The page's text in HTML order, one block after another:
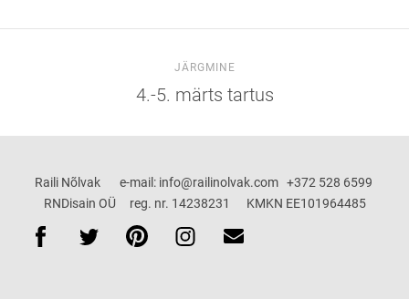
JÄRGMINE
4.-5. märts tartus
Raili Nõlvak e-mail: info@railinolvak.com +372 528 6599
RNDisain OÜ reg. nr. 14238231 KMKN EE101964485